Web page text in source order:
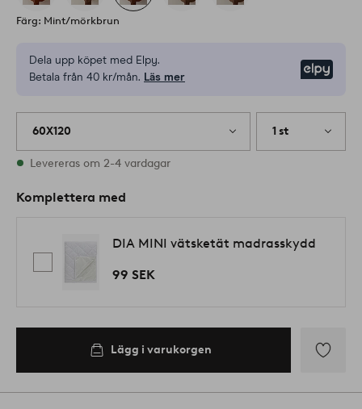
Färg: Mint/mörkbrun
Dela upp köpet med Elpy.
Betala från 40 kr/mån. Läs mer
60X120 1 st
I lager
Levereras om 2-4 vardagar
Komplettera med
DIA MINI vätsketät madrasskydd
99 SEK
Lägg i varukorgen
till